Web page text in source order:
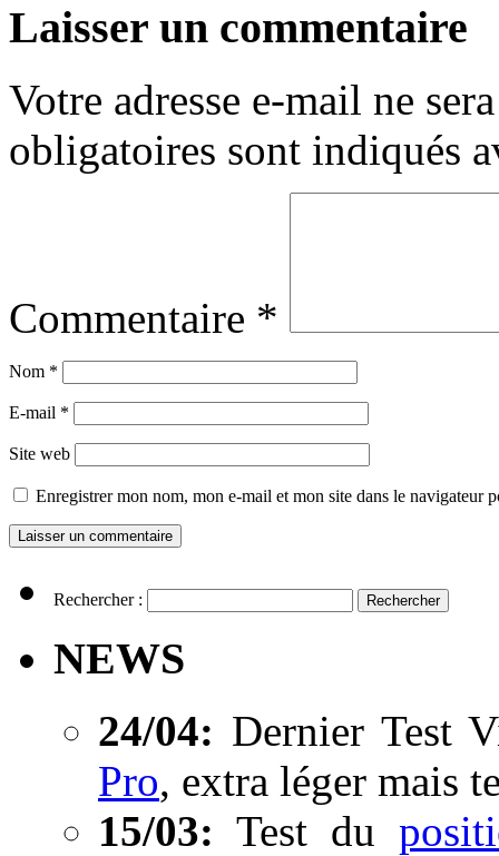
Laisser un commentaire
Votre adresse e-mail ne
obligatoires sont indiqués
Commentaire *
Nom *
E-mail *
Site web
Enregistrer mon nom, mon e-mail et mon site dans le navigateur
Rechercher :
NEWS
24/04: Dernier Test
Pro, extra léger mais
15/03: Test du